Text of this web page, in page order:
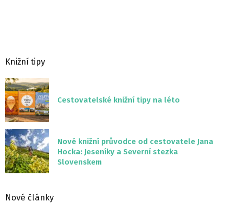
Knižní tipy
Cestovatelské knižní tipy na léto
Nové knižní průvodce od cestovatele Jana
Hocka: Jeseníky a Severní stezka
Slovenskem
Nové články